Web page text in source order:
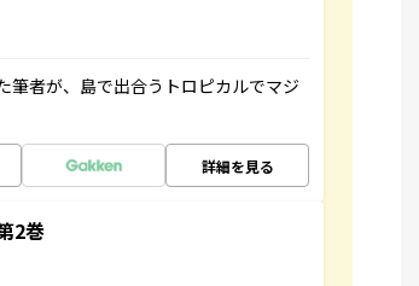
筆者が、島で出合うトロピカルでマジ
詳細を見る
2巻